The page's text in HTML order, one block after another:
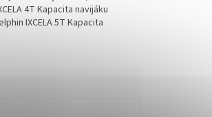
4T Kapacita navijáku
IXCELA 5T Kapacita